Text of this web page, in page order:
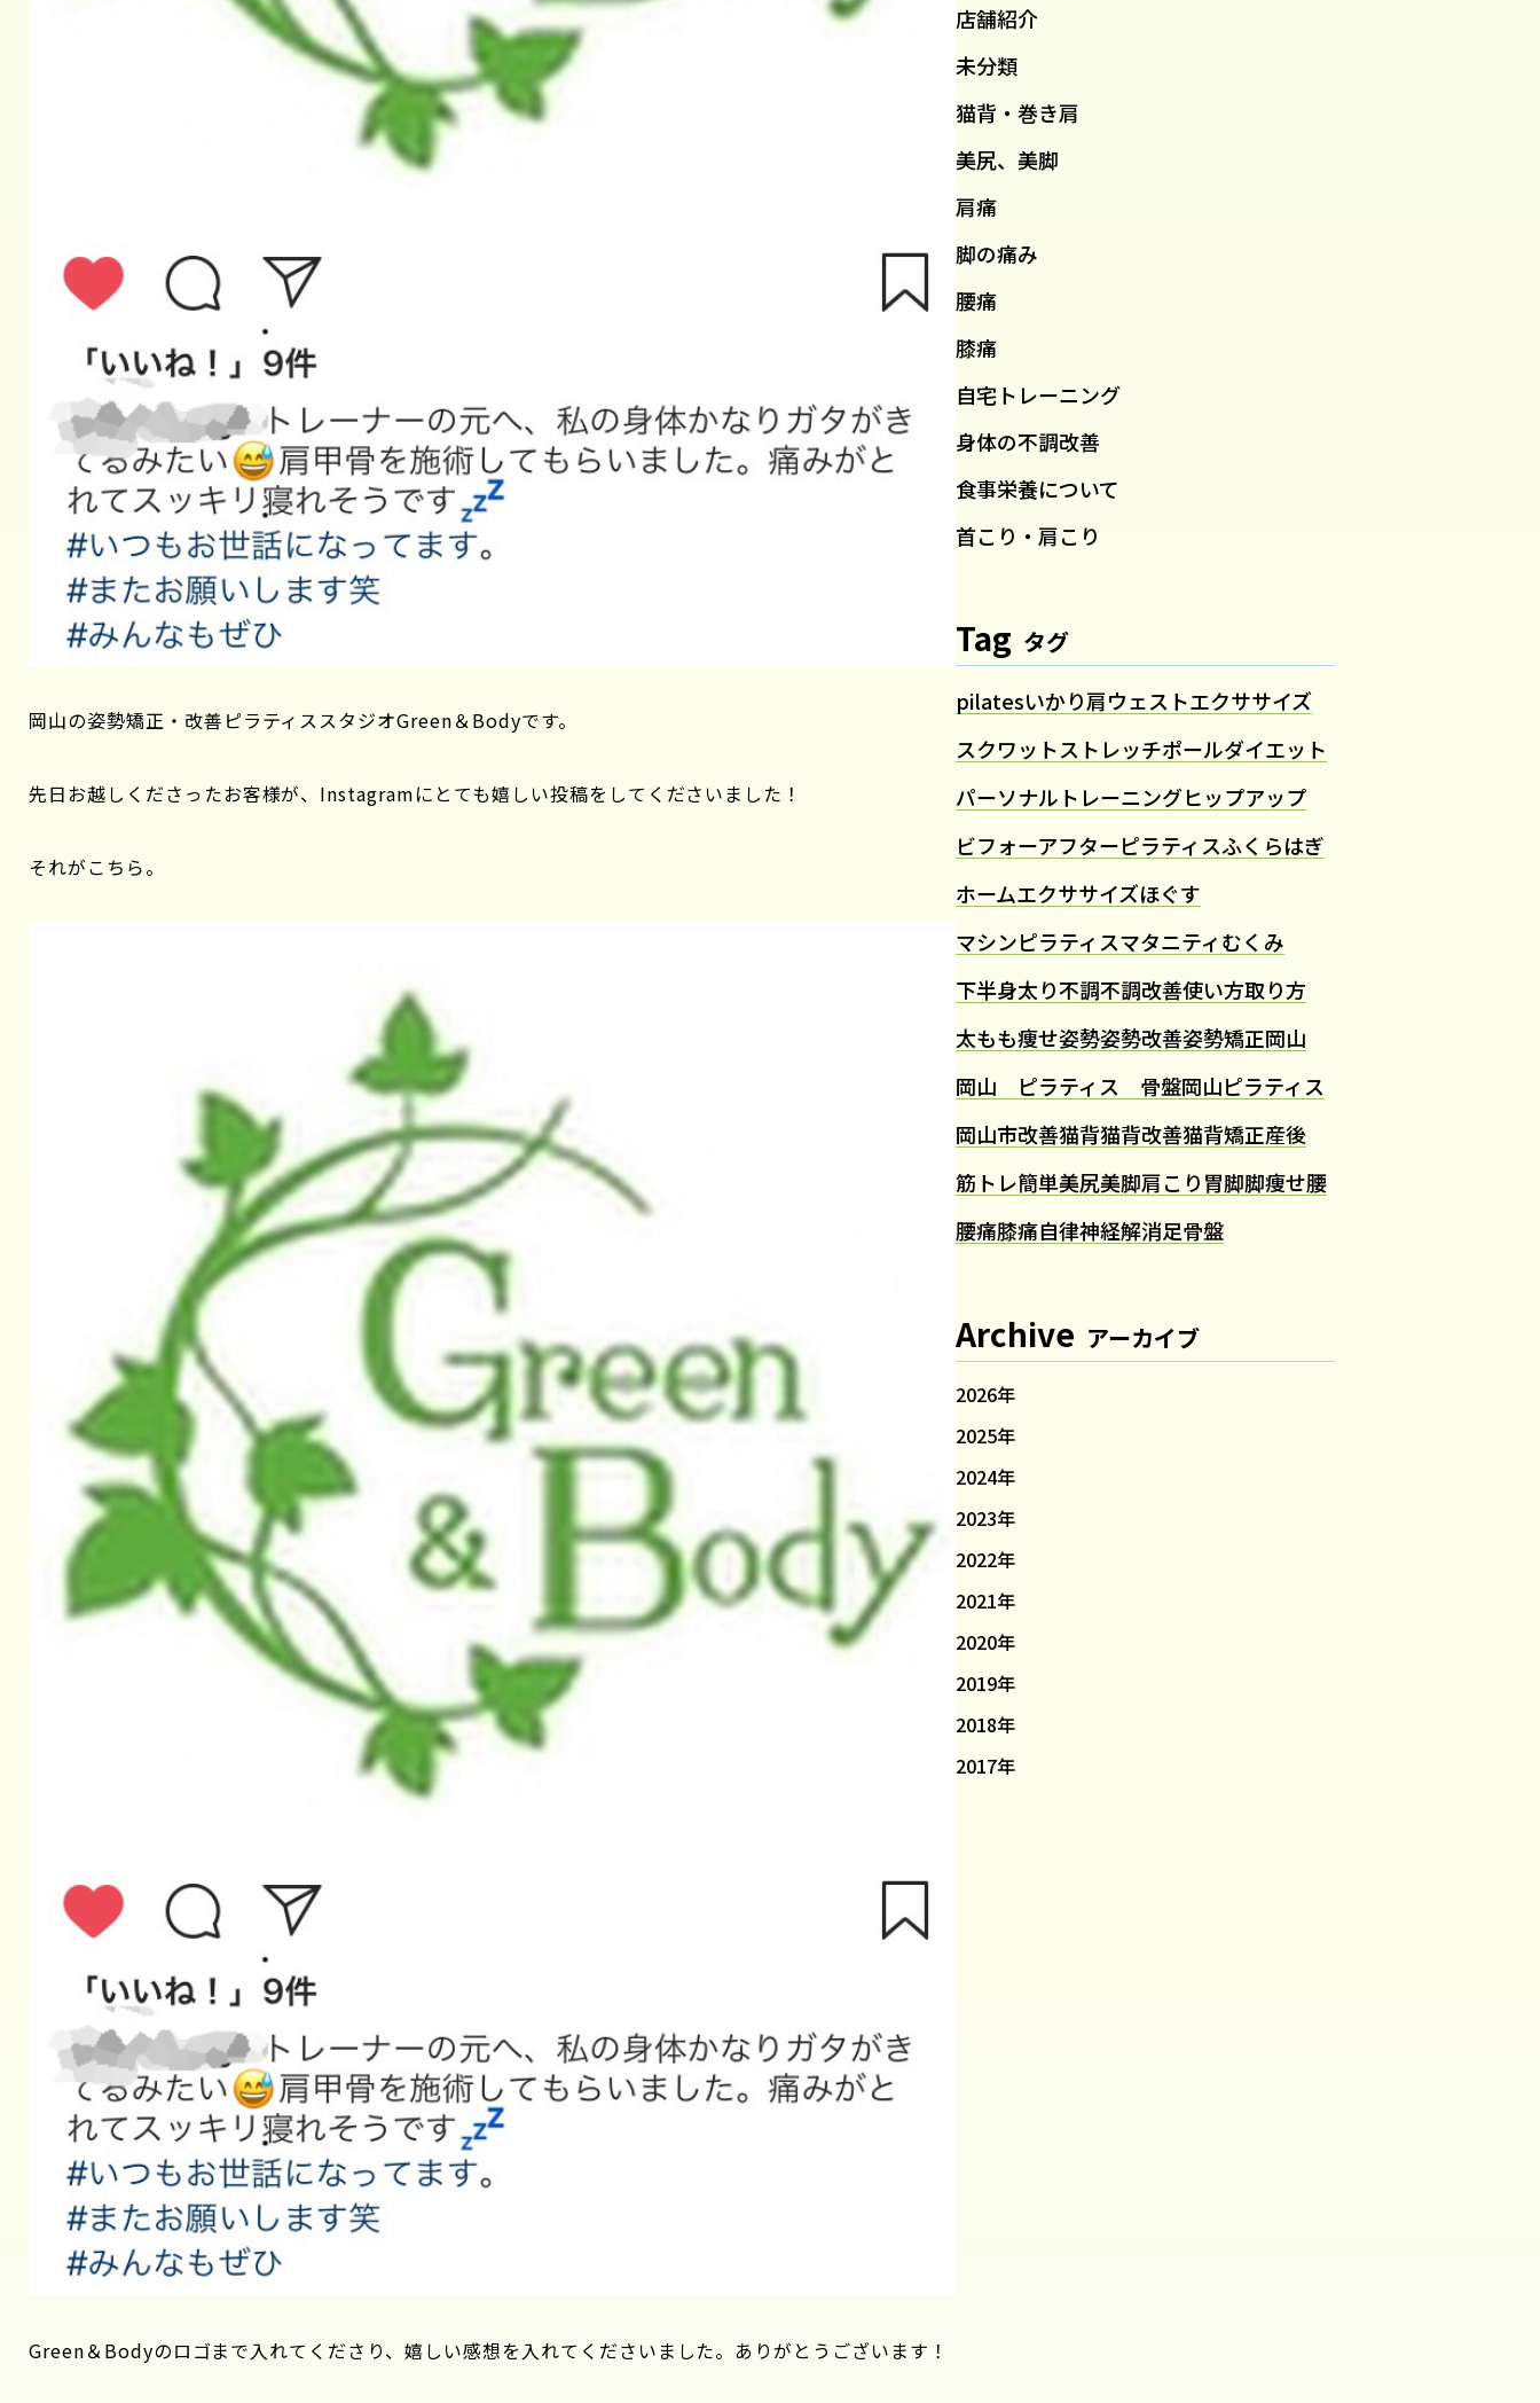
岡山の姿勢矯正・改善ピラティススタジオGreen＆Bodyです。
先日お越しくださったお客様が、Instagramにとても嬉しい投稿をしてくださいました！
それがこちら。
Green＆Bodyのロゴまで入れてくださり、嬉しい感想を入れてくださいました。ありがとうございます！
店舗紹介
未分類
猫背・巻き肩
美尻、美脚
肩痛
脚の痛み
腰痛
膝痛
自宅トレーニング
身体の不調改善
食事栄養について
首こり・肩こり
Tag タグ
pilatesいかり肩ウェストエクササイズ
スクワットストレッチポールダイエット
パーソナルトレーニングヒップアップ
ビフォーアフターピラティスふくらはぎ
ホームエクササイズほぐす
マシンピラティスマタニティむくみ
下半身太り不調不調改善使い方取り方
太もも痩せ姿勢姿勢改善姿勢矯正岡山
岡山 ピラティス 骨盤岡山ピラティス
岡山市改善猫背猫背改善猫背矯正産後
筋トレ簡単美尻美脚肩こり胃脚脚痩せ腰
腰痛膝痛自律神経解消足骨盤
Archive アーカイブ
2026年
2025年
2024年
2023年
2022年
2021年
2020年
2019年
2018年
2017年